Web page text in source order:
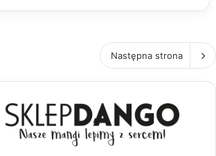
Następna strona